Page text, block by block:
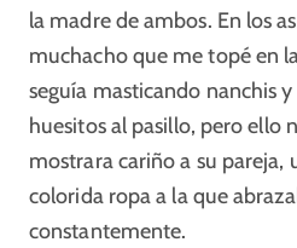
la madre de ambos. En los
muchacho que me topé en
seguía masticando nanchis
huesitos al pasillo, pero ello
mostrara cariño a su pareja,
colorida ropa a la que
constantemente.